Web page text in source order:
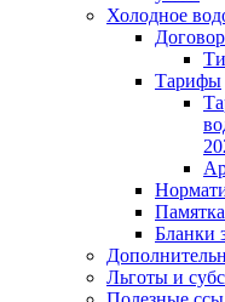
Холодное
Тарифы
Бланки
Льготы и